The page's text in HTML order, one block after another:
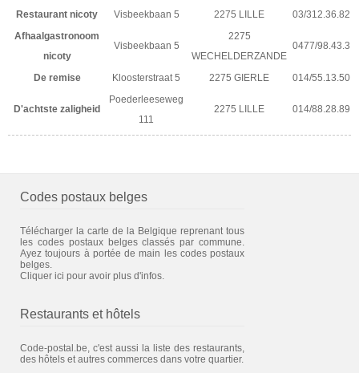
Restaurant nicoty Visbeekbaan 5 2275 LILLE
03/312.36.82
Afhaalgastronoom
nicoty
Visbeekbaan 5
2275
WECHELDERZANDE
0477/98.43.3
De remise Kloosterstraat 5 2275 GIERLE 014/55.13.50
D'achtste zaligheid
Poederleeseweg
111
2275 LILLE 014/88.28.89
Codes postaux belges
Télécharger la carte de la Belgique reprenant tous
les codes postaux belges classés par commune.
Ayez toujours à portée de main les codes postaux
belges.
Cliquer ici pour avoir plus d'infos.
Restaurants et hôtels
Code-postal.be, c'est aussi la liste des restaurants,
des hôtels et autres commerces dans votre quartier.